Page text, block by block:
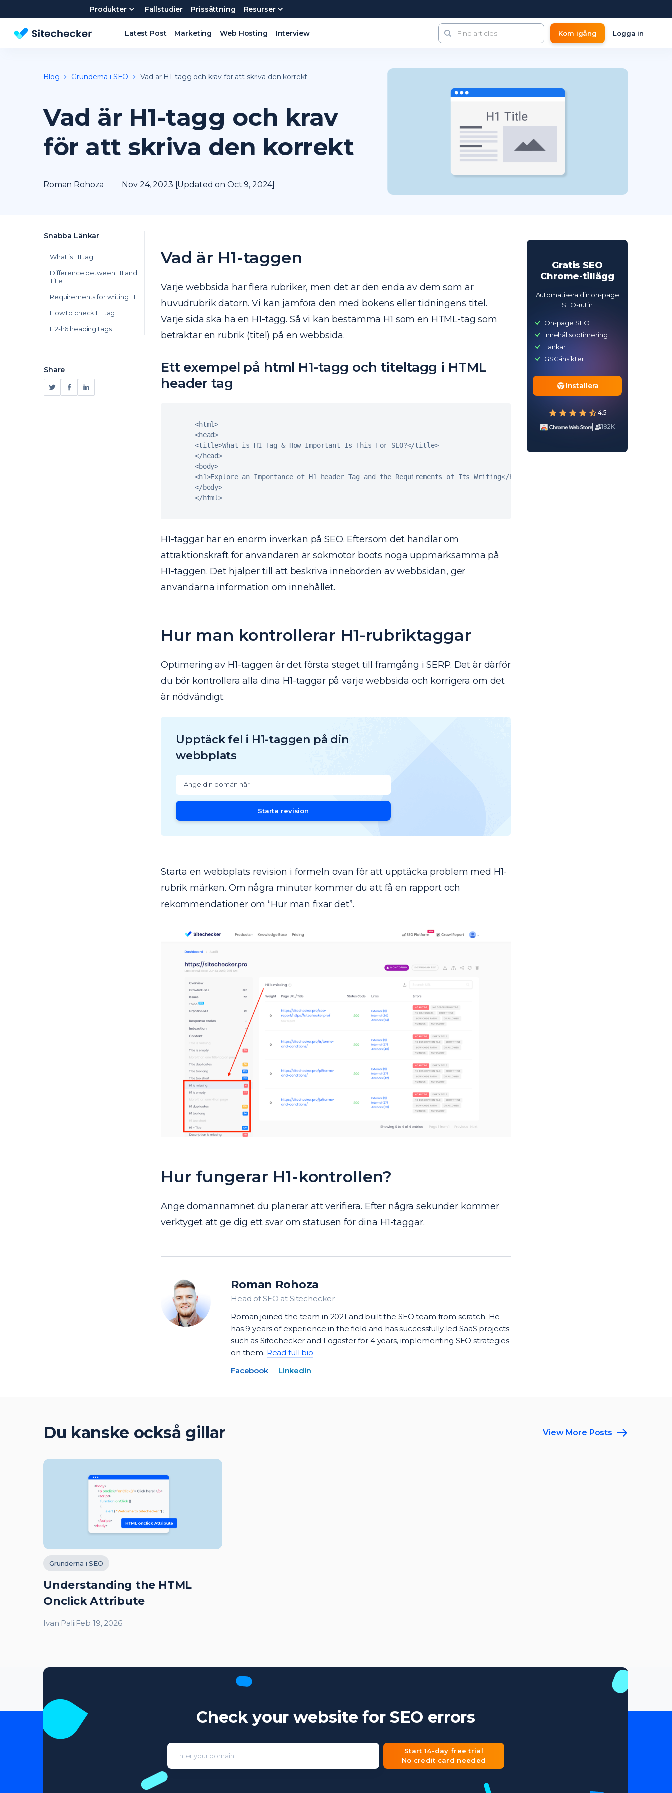
Website Checker och SEO Verktyg
Produkter Fallstudier Prissättning Resurser
Latest Post Marketing Web Hosting Interview Kom igång Logga in
Blog Grunderna i SEO Vad är H1-tagg och krav för att skriva den korrekt
Vad är H1-tagg och krav
för att skriva den korrekt
Roman Rohoza Nov 24, 2023 [Updated on Oct 9, 2024]
Gratis SEO
Chrome-tillägg
Automatisera din on-page
SEO-rutin
On-page SEO
Innehållsoptimering
Länkar
GSC-insikter
Installera
4.5
182K
Vad är H1-taggen
Varje webbsida har flera rubriker, men det är den enda av dem som är
huvudrubrik datorn. Vi kan jämföra den med bokens eller tidningens titel.
Varje sida ska ha en H1-tagg. Så vi kan bestämma H1 som en HTML-tag som
betraktar en rubrik (titel) på en webbsida.
Ett exempel på html H1-tagg och titeltagg i HTML
header tag
<html>
<head>
<title>What is H1 Tag & How Important Is This For SEO?</title>
</head>
<body>
<h1>Explore an Importance of H1 header Tag and the Requirements of Its Writing</h1
</body>
</html>
H1-taggar har en enorm inverkan på SEO. Eftersom det handlar om
attraktionskraft för användaren är sökmotor boots noga uppmärksamma på
H1-taggen. Det hjälper till att beskriva innebörden av webbsidan, ger
användarna information om innehållet.
Hur man kontrollerar H1-rubriktaggar
Optimering av H1-taggen är det första steget till framgång i SERP. Det är därför
du bör kontrollera alla dina H1-taggar på varje webbsida och korrigera om det
är nödvändigt.
Upptäck fel i H1-taggen på din
webbplats
Starta revision
Starta en webbplats revision i formeln ovan för att upptäcka problem med H1-
rubrik märken. Om några minuter kommer du att få en rapport och
rekommendationer om “Hur man fixar det”.
Hur fungerar H1-kontrollen?
Ange domännamnet du planerar att verifiera. Efter några sekunder kommer
verktyget att ge dig ett svar om statusen för dina H1-taggar.
Roman Rohoza
Head of SEO at Sitechecker
Roman joined the team in 2021 and built the SEO team from scratch. He
has 9 years of experience in the field and has successfully led SaaS projects
such as Sitechecker and Logaster for 4 years, implementing SEO strategies
on them. Read full bio
Facebook
Linkedin
Snabba Länkar
What is H1 tag
Difference between H1 and
Title
Requirements for writing H1
How to сheck H1 tag
H2-h6 heading tags
Share
Du kanske också gillar View More Posts
Grunderna i SEO
Understanding the HTML
Onclick Attribute
Ivan PaliiFeb 19, 2026
Check your website for SEO errors
Start 14-day free trial
No credit card needed